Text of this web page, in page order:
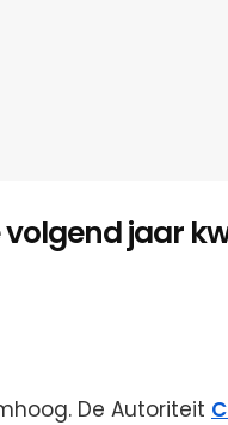
volgend jaar
De Autoriteit